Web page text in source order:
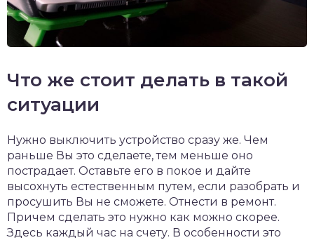
Что же стоит делать в такой
ситуации
Нужно выключить устройство сразу же. Чем
раньше Вы это сделаете, тем меньше оно
пострадает. Оставьте его в покое и дайте
высохнуть естественным путем, если разобрать и
просушить Вы не сможете. Отнести в ремонт.
Причем сделать это нужно как можно скорее.
Здесь каждый час на счету. В особенности это